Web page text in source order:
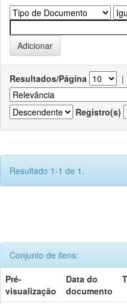
Resultados/Página |
Registro(s)
Resultado 1-1 de 1.
Conjunto de itens:
Pré-
visualização
Data do
documento